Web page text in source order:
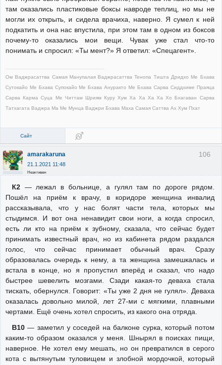
там оказались пластиковые боксы навроде теплиц, но мы не
могли их открыть, и сидела врачиха, наверно. Я сумел к ней
подкатить и она нас впустила, при этом там в одном из боксов
почему-то оказались мои вещи. Чувак уже стал что-то
понимать и спросил: «Ты мент?» Я ответил: «Спецагент».
Ом Ваджрасаттва Самая Манупалая Ваджрасаттва Тенопа Тишта Дридхо Ме Бхава
Сутокайо Ме Бхава Супокайо Ме Бхава Ануракто Ме Бхава Сарва Сиддхиме Праяца
Сарва Карма Суца Ме Читтам Шриям Куру Хум Ха Ха Ха Ха Хо Бхагаван Сарва
Татхагата Ваджра Ма Ме Мунца Ваджри Бхава Маха Самая Саттва Ах Хум Пхат
Сайт
106
amarakaruna
21.1.2021 11:48
Неактивен
К2— лежал в больнице, а гулял там по дороге рядом.
Пошёл на приём к врачу, в коридоре женщина инвалид
рассказывала, что у нас болят части тела, которых мы
стыдимся. И вот она ненавидит свои ноги, а когда спросил,
есть ли кто на приём к зубному, сказала, что сейчас будет
принимать известный врач, но из кабинета рядом раздался
голос, что сейчас принимает обычный врач. Сразу
образовалась очередь к нему, а та женщина замешкалась и
встала в конце, но я пропустил вперёд и сказал, что надо
быстрее шевелить мозгами. Сзади какая-то деваха стала
тискать, обернулся. Говорит: «Ты уже 2 дня не гулял». Деваха
оказалась довольно милой, лет 27-ми с мягкими, плавными
чертами. Ещё очень хотел спросить, из какого она отряда.
В10— заметил у соседей на балконе сурка, который потом
каким-то образом оказался у меня. Шнырял в поисках пищи,
наверное. Не хотел ему мешать, но он превратился в серого
кота с вытянутым туловищем и злобной мордочкой, который